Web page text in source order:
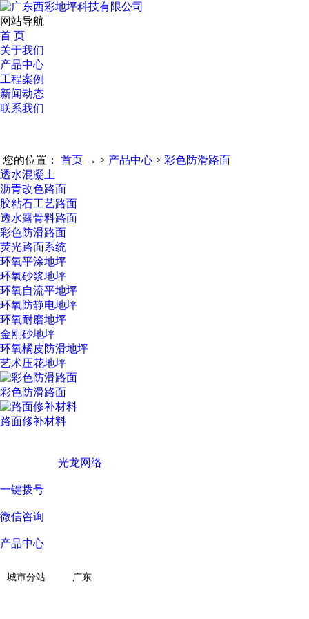
网站导航
首 页
关于我们
产品中心
工程案例
新闻动态
联系我们
您的位置： 首页 → > 产品中心 > 彩色防滑路面
透水混凝土
沥青改色路面
胶粘石工艺路面
透水露骨料路面
彩色防滑路面
荧光路面系统
环氧平涂地坪
环氧砂浆地坪
环氧自流平地坪
环氧防静电地坪
环氧耐磨地坪
金刚砂地坪
环氧橘皮防滑地坪
艺术压花地坪
彩色防滑路面
路面修补材料
光龙网络
一键拨号
微信咨询
产品中心
关于我们
城市分站 广东